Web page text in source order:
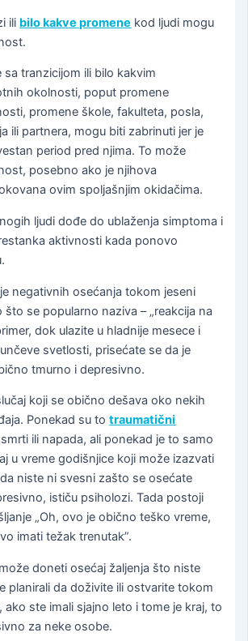
ili bilo kakve promene kod ljudi mogu
sa tranzicijom ili bilo kakvim
okolnosti, poput promene
promene škole, fakulteta, posla,
ili partnera, mogu biti zabrinuti jer je
period pred njima. To može
posebno ako je njihova
ovim spoljašnjim okidačima.
ljudi dođe do ublaženja simptoma i
aktivnosti kada ponovo
negativnih osećanja tokom jeseni
se popularno naziva – „reakcija na
dok ulazite u hladnije mesece i
svetlosti, prisećate se da je
tmurno i depresivno.
koji se obično dešava oko nekih
Ponekad su totraumatični
ili napada, ali ponekad je to samo
u vreme godišnjice koji može izazvati
niste ni svesni zašto se osećate
ističu psiholozi. Tada postoji
„Oh, ovo je obično teško vreme,
imati težak trenutak”.
doneti osećaj žaljenja što niste
planirali da doživite ili ostvarite tokom
ako ste imali sjajno leto i tome je kraj, to
za neke osobe.